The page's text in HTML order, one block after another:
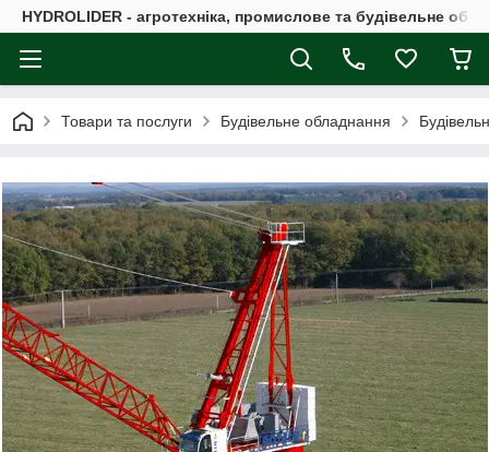
HYDROLIDER - агротехніка, промислове та будівельне
Товари та послуги Будівельне обладнання